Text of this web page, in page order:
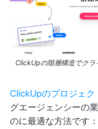
ClickUpの階層構造でクラ
ClickUpのプロジェク
グエージェンシーの
のに最適な方法です：